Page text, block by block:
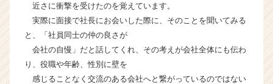
近さに衝撃を受けたのを覚えています。
実際に面接で社長にお会いした際に、そのことを聞いてみる
と、「社員同士の仲の良さが
会社の自慢」だと話してくれ、その考えが会社全体にも伝わ
り、役職や年齢、性別に壁を
感じることなく交流のある会社へと繋がっているのではない